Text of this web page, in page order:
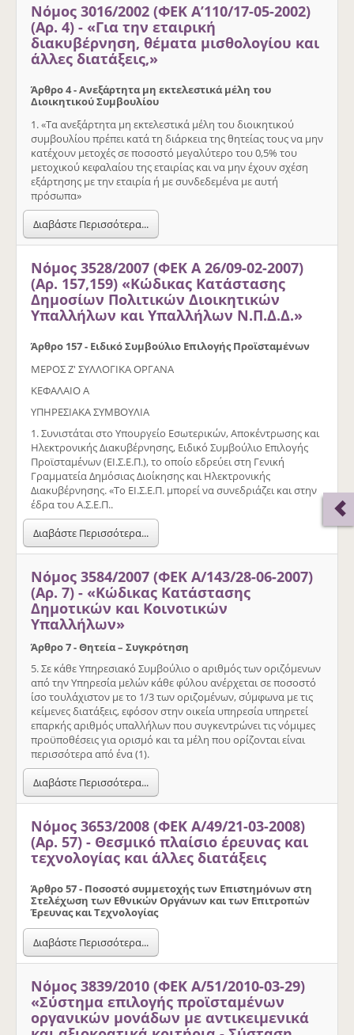
Νόμος 3016/2002 (ΦΕΚ Α’110/17-05-2002)
(Αρ. 4) - «Για την εταιρική
διακυβέρνηση, θέματα μισθολογίου και
άλλες διατάξεις,»
Άρθρο 4 - Ανεξάρτητα μη εκτελεστικά μέλη του
Διοικητικού Συμβουλίου
1. «Τα ανεξάρτητα μη εκτελεστικά μέλη του διοικητικού
συμβουλίου πρέπει κατά τη διάρκεια της θητείας τους να μην
κατέχουν μετοχές σε ποσοστό μεγαλύτερο του 0,5% του
μετοχικού κεφαλαίου της εταιρίας και να μην έχουν σχέση
εξάρτησης με την εταιρία ή με συνδεδεμένα με αυτή
πρόσωπα»
Διαβάστε Περισσότερα...
Νόμος 3528/2007 (ΦΕΚ Α 26/09-02-2007)
(Αρ. 157,159) «Κώδικας Κατάστασης
Δημοσίων Πολιτικών Διοικητικών
Υπαλλήλων και Υπαλλήλων Ν.Π.Δ.Δ.»
Άρθρο 157 - Ειδικό Συμβούλιο Επιλογής Προϊσταμένων
ΜΕΡΟΣ Ζ' ΣΥΛΛΟΓΙΚΑ ΟΡΓΑΝΑ
ΚΕΦΑΛΑΙΟ Α
ΥΠΗΡΕΣΙΑΚΑ ΣΥΜΒΟΥΛΙΑ
1. Συνιστάται στο Υπουργείο Εσωτερικών, Αποκέντρωσης και
Ηλεκτρονικής Διακυβέρνησης, Ειδικό Συμβούλιο Επιλογής
Προϊσταμένων (ΕΙ.Σ.Ε.Π.), το οποίο εδρεύει στη Γενική
Γραμματεία Δημόσιας Διοίκησης και Ηλεκτρονικής
Διακυβέρνησης. «Το ΕΙ.Σ.Ε.Π. μπορεί να συνεδριάζει και στην
έδρα του Α.Σ.Ε.Π..
Διαβάστε Περισσότερα...
Νόμος 3584/2007 (ΦΕΚ Α/143/28-06-2007)
(Αρ. 7) - «Κώδικας Κατάστασης
Δημοτικών και Κοινοτικών
Υπαλλήλων»
Άρθρο 7 - Θητεία – Συγκρότηση
5. Σε κάθε Υπηρεσιακό Συμβούλιο ο αριθμός των οριζόμενων
από την Υπηρεσία μελών κάθε φύλου ανέρχεται σε ποσοστό
ίσο τουλάχιστον με το 1/3 των οριζομένων, σύμφωνα με τις
κείμενες διατάξεις, εφόσον στην οικεία υπηρεσία υπηρετεί
επαρκής αριθμός υπαλλήλων που συγκεντρώνει τις νόμιμες
προϋποθέσεις για ορισμό και τα μέλη που ορίζονται είναι
περισσότερα από ένα (1).
Διαβάστε Περισσότερα...
Νόμος 3653/2008 (ΦΕΚ Α/49/21-03-2008)
(Αρ. 57) - Θεσμικό πλαίσιο έρευνας και
τεχνολογίας και άλλες διατάξεις
Άρθρο 57 - Ποσοστό συμμετοχής των Επιστημόνων στη
Στελέχωση των Εθνικών Οργάνων και των Επιτροπών
Έρευνας και Τεχνολογίας
Διαβάστε Περισσότερα...
Νόμος 3839/2010 (ΦΕΚ Α/51/2010-03-29)
«Σύστημα επιλογής προϊσταμένων
οργανικών μονάδων με αντικειμενικά